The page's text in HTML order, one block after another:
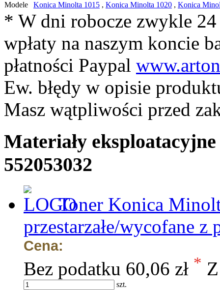
Modele
Konica Minolta 1015 , Konica Minolta 1020 , Konica
* W dni robocze zwykle
wpłaty na naszym koncie
płatności Paypal
Ew. błędy w opisie
Masz wątpliwości przed
Materiały
552053032
Toner Konica
przestarzałe/wycofane z
Cena:
Bez podatku 60,06 zł *
szt.